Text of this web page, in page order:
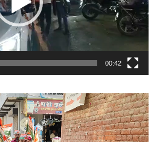
00:42